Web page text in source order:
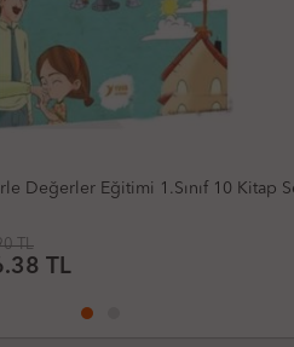
Cin Ali Serisi 10 Kitap Set
%3 204.43 TL